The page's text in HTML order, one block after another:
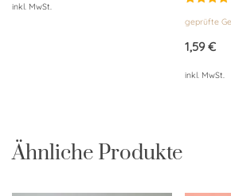
inkl. MwSt.
mit
von 5
geprüfte
1,59€
inkl. MwSt.
Ähnliche Produkte